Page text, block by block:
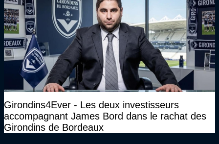
Girondins4Ever - Les deux investisseurs
accompagnant James Bord dans le rachat des
Girondins de Bordeaux